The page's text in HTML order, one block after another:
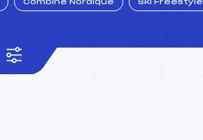
Combiné Nordique Ski Freestyle